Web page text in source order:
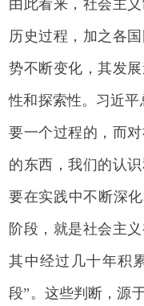
由此看来，社会主
历史过程，加之各
势不断变化，其发
性和探索性。习近
要一个过程的，而
的东西，我们的认
要在实践中不断深
阶段，就是社会主
其中经过几十年积
段”。这些判断，源